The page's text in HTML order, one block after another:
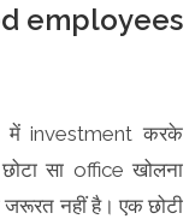
employees
में investment करके
सा office खोलना
नहीं है। एक छोटी